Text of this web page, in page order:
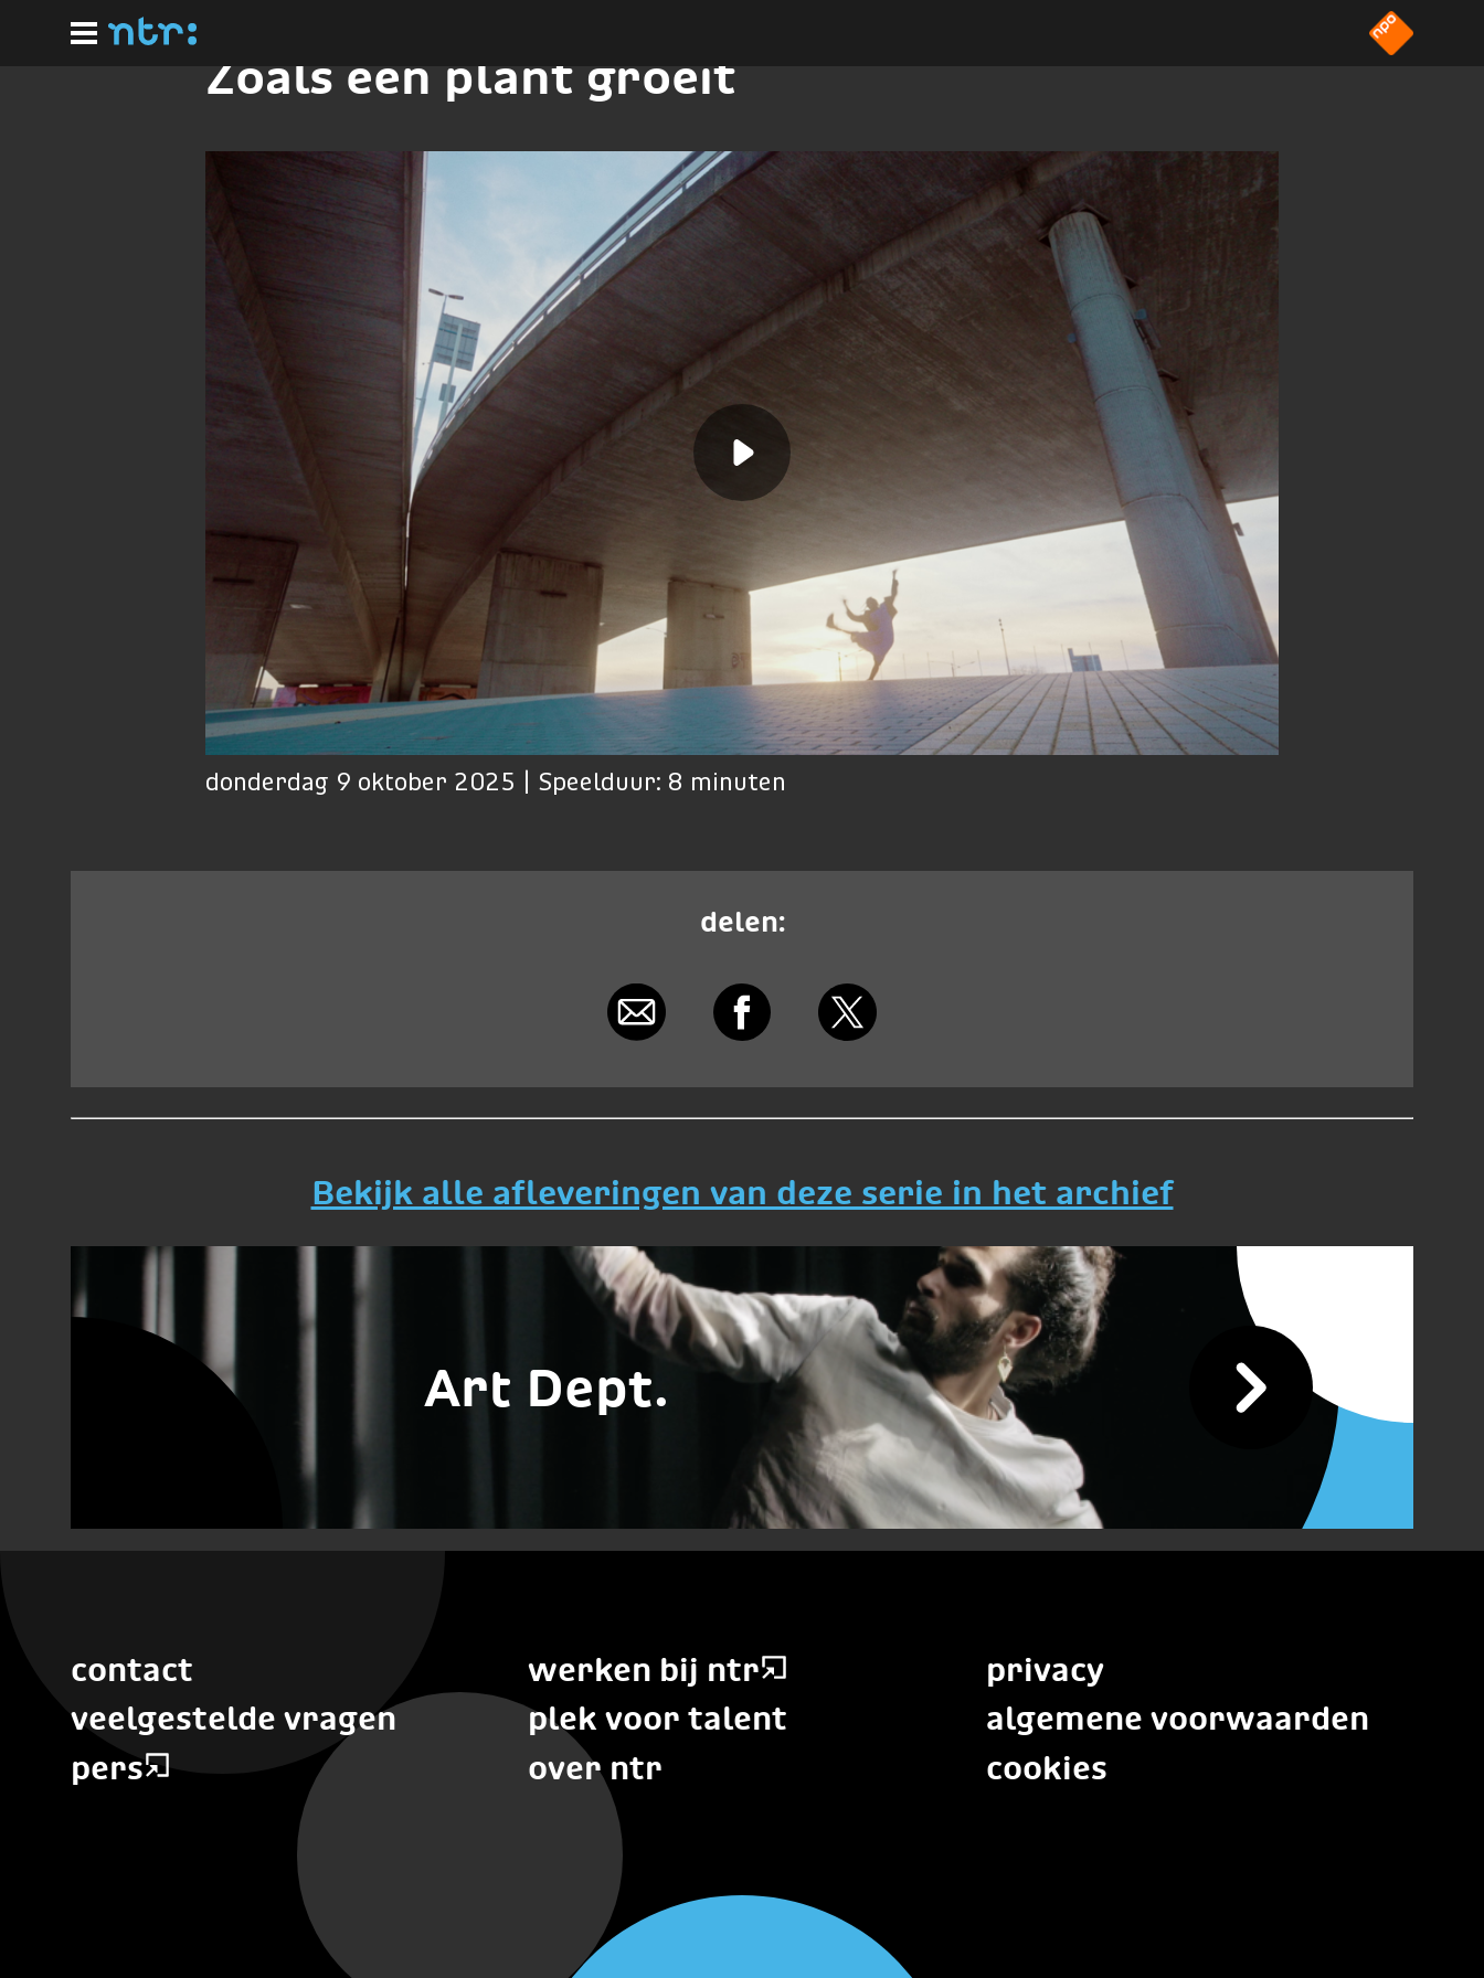
hoofdinhoud
Zoals een plant groeit
donderdag 9 oktober 2025 | Speelduur: 8 minuten
delen:
Bekijk alle afleveringen van deze serie in het archief
Art Dept.
contact
veelgestelde vragen
pers
werken bij ntr
plek voor talent
over ntr
privacy
algemene voorwaarden
cookies